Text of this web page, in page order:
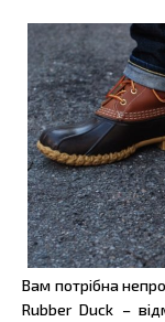
Вам потрібна
Rubber Duck –